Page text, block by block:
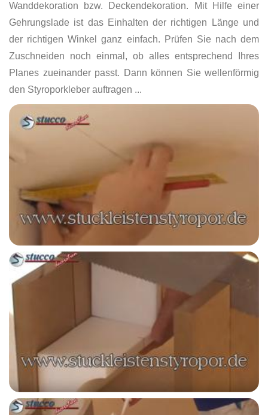
Wanddekoration bzw. Deckendekoration. Mit Hilfe einer
Gehrungslade ist das Einhalten der richtigen Länge und
der richtigen Winkel ganz einfach. Prüfen Sie nach dem
Zuschneiden noch einmal, ob alles entsprechend Ihres
Planes zueinander passt. Dann können Sie wellenförmig
den Styroporkleber auftragen ...